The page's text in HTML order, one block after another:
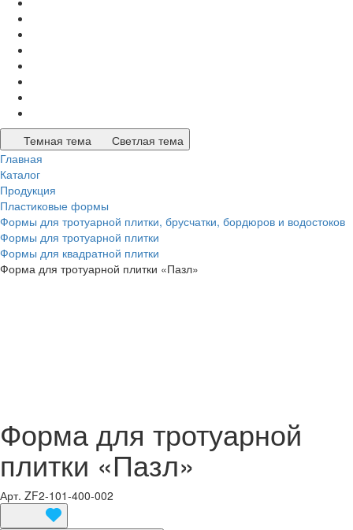
Темная тема
Светлая тема
Главная
Каталог
Продукция
Пластиковые формы
Формы для тротуарной плитки, брусчатки, бордюров и водостоков
Формы для тротуарной плитки
Формы для квадратной плитки
Форма для тротуарной плитки «Пазл»
Форма для тротуарной
плитки «Пазл»
Арт. ZF2-101-400-002